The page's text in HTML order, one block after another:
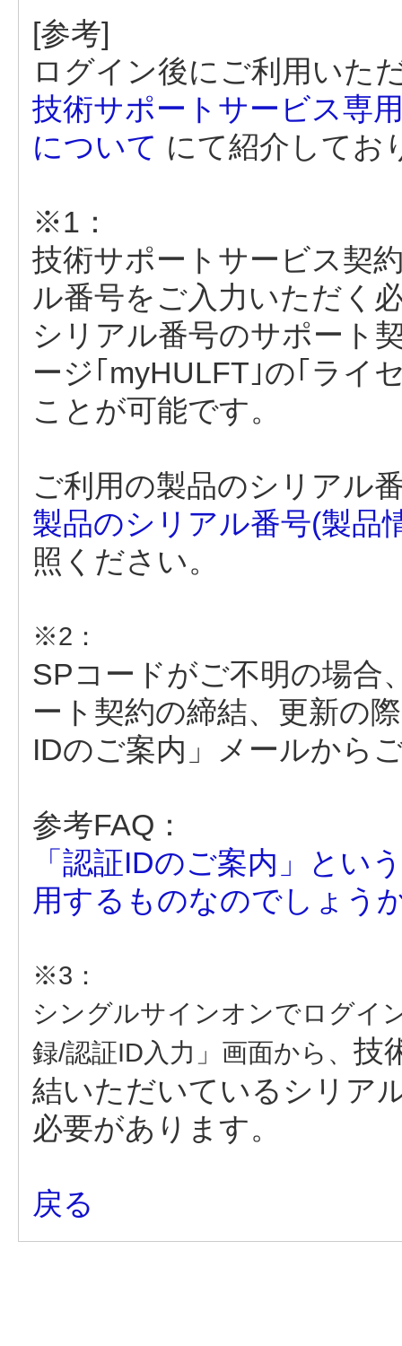
[参考]
ログイン後にご利用いた
技術サポートサービス専
について にて紹介してお
※1：
技術サポートサービス契
ル番号をご入力いただく
シリアル番号のサポート
ージ｢myHULFT｣の｢ライ
ことが可能です。
ご利用の製品のシリアル
製品のシリアル番号(製品
照ください。
※2：
SPコードがご不明の場合
ート契約の締結、更新の
IDのご案内」メールから
参考FAQ：
「認証IDのご案内」とい
用するものなのでしょう
※3：
シングルサインオンでログイ
録/認証ID入力」画面から、 技
結いただいているシリア
必要があります。
戻る